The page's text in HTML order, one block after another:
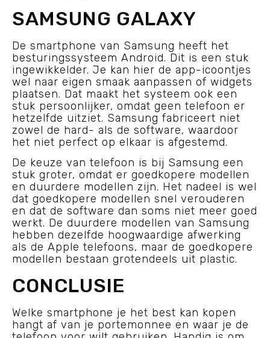
SAMSUNG GALAXY
De smartphone van Samsung heeft het
besturingssysteem Android. Dit is een stuk
ingewikkelder. Je kan hier de app-icoontjes
wel naar eigen smaak aanpassen of widgets
plaatsen. Dat maakt het systeem ook een
stuk persoonlijker, omdat geen telefoon er
hetzelfde uitziet. Samsung fabriceert niet
zowel de hard- als de software, waardoor
het niet perfect op elkaar is afgestemd.
De keuze van telefoon is bij Samsung een
stuk groter, omdat er goedkopere modellen
en duurdere modellen zijn. Het nadeel is wel
dat goedkopere modellen snel verouderen
en dat de software dan soms niet meer goed
werkt. De duurdere modellen van Samsung
hebben dezelfde hoogwaardige afwerking
als de Apple telefoons, maar de goedkopere
modellen bestaan grotendeels uit plastic.
CONCLUSIE
Welke smartphone je het best kan kopen
hangt af van je portemonnee en waar je de